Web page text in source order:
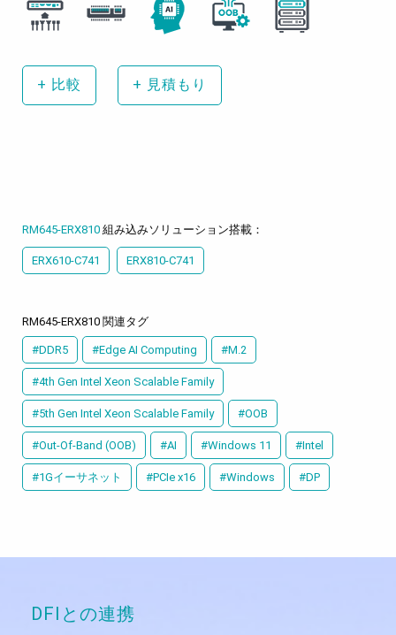
+ 比較 + 見積もり
RM645-ERX810 組み込みソリューション搭載：
ERX610-C741 ERX810-C741
RM645-ERX810 関連タグ
#DDR5 #Edge AI Computing #M.2
#4th Gen Intel Xeon Scalable Family
#5th Gen Intel Xeon Scalable Family #OOB
#Out-Of-Band (OOB) #AI #Windows 11 #Intel
#1Gイーサネット #PCIe x16 #Windows #DP
DFIとの連携